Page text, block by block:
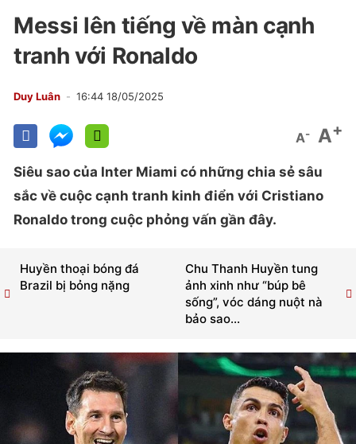
Messi lên tiếng về màn cạnh
tranh với Ronaldo
Duy Luân 16:44 18/05/2025
A- A+
Siêu sao của Inter Miami có những chia sẻ sâu
sắc về cuộc cạnh tranh kinh điển với Cristiano
Ronaldo trong cuộc phỏng vấn gần đây.
Chu Thanh Huyền tung
ảnh xinh như “búp bê
sống”, vóc dáng nuột nà
bảo sao...
Huyền thoại bóng đá
Brazil bị bỏng nặng